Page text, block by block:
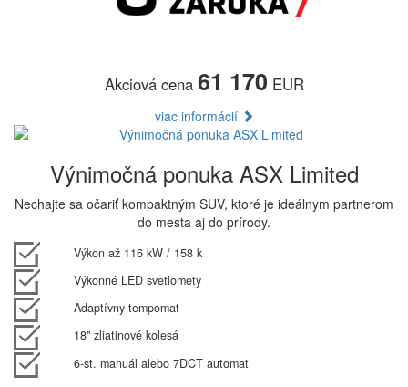
Akciová cena 61 170 EUR
viac informácií
Výnimočná ponuka ASX Limited
Nechajte sa očariť kompaktným SUV, ktoré je ideálnym partnerom
do mesta aj do prírody.
Výkon až 116 kW / 158 k
Výkonné LED svetlomety
Adaptívny tempomat
18" zliatinové kolesá
6-st. manuál alebo 7DCT automat